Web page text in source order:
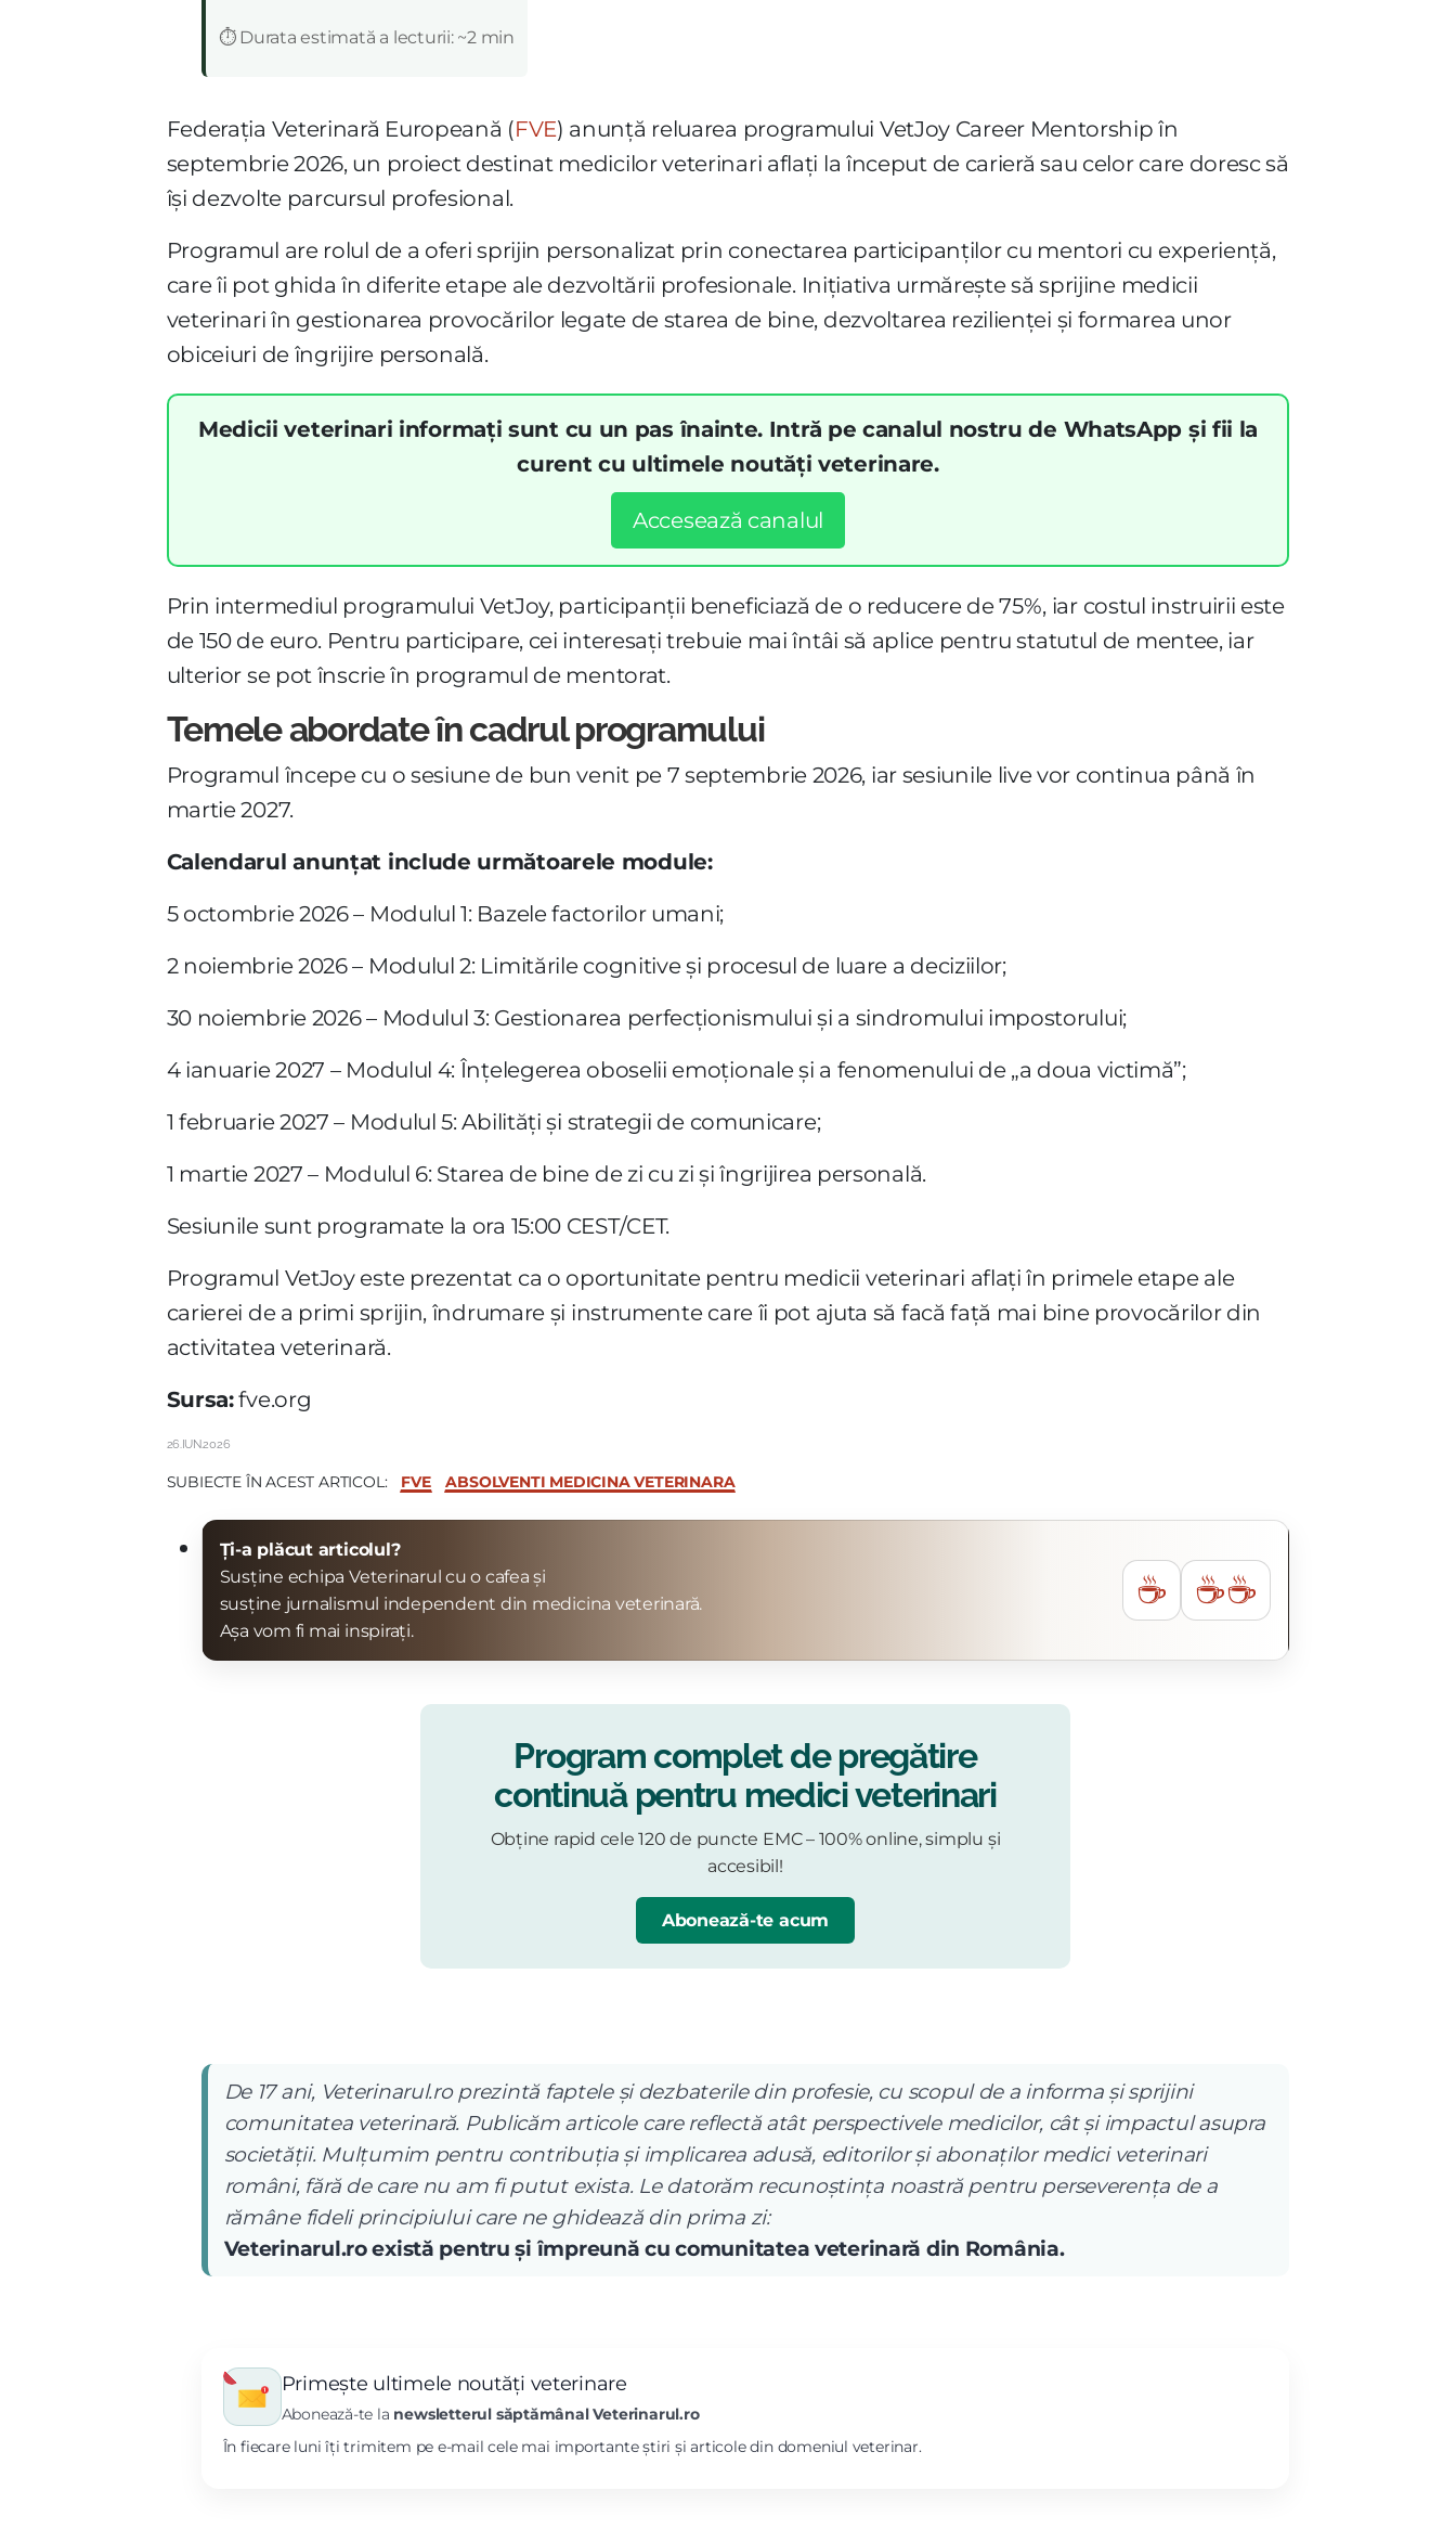
⏱️ Durata estimată a lecturii: ~2 min
Federația Veterinară Europeană (FVE) anunță reluarea programului VetJoy Career Mentorship în
septembrie 2026, un proiect destinat medicilor veterinari aflați la început de carieră sau celor care doresc să
își dezvolte parcursul profesional.
Programul are rolul de a oferi sprijin personalizat prin conectarea participanților cu mentori cu experiență,
care îi pot ghida în diferite etape ale dezvoltării profesionale. Inițiativa urmărește să sprijine medicii
veterinari în gestionarea provocărilor legate de starea de bine, dezvoltarea rezilienței și formarea unor
obiceiuri de îngrijire personală.
Medicii veterinari informați sunt cu un pas înainte. Intră pe canalul nostru de WhatsApp și fii la
curent cu ultimele noutăți veterinare.
Accesează canalul
Prin intermediul programului VetJoy, participanții beneficiază de o reducere de 75%, iar costul instruirii este
de 150 de euro. Pentru participare, cei interesați trebuie mai întâi să aplice pentru statutul de mentee, iar
ulterior se pot înscrie în programul de mentorat.
Temele abordate în cadrul programului
Programul începe cu o sesiune de bun venit pe 7 septembrie 2026, iar sesiunile live vor continua până în
martie 2027.
Calendarul anunțat include următoarele module:
5 octombrie 2026 – Modulul 1: Bazele factorilor umani;
2 noiembrie 2026 – Modulul 2: Limitările cognitive și procesul de luare a deciziilor;
30 noiembrie 2026 – Modulul 3: Gestionarea perfecționismului și a sindromului impostorului;
4 ianuarie 2027 – Modulul 4: Înțelegerea oboselii emoționale și a fenomenului de „a doua victimă”;
1 februarie 2027 – Modulul 5: Abilități și strategii de comunicare;
1 martie 2027 – Modulul 6: Starea de bine de zi cu zi și îngrijirea personală.
Sesiunile sunt programate la ora 15:00 CEST/CET.
Programul VetJoy este prezentat ca o oportunitate pentru medicii veterinari aflați în primele etape ale
carierei de a primi sprijin, îndrumare și instrumente care îi pot ajuta să facă față mai bine provocărilor din
activitatea veterinară.
Sursa:fve.org
26.IUN.2026
SUBIECTE ÎN ACEST ARTICOL: FVE ABSOLVENTI MEDICINA VETERINARA
Ți-a plăcut articolul?
Susține echipa Veterinarul cu o cafea și
susține jurnalismul independent din medicina veterinară.
Așa vom fi mai inspirați.
☕ ☕☕
Program complet de pregătire
continuă pentru medici veterinari
Obține rapid cele 120 de puncte EMC – 100% online, simplu și
accesibil!
Abonează-te acum
De 17 ani, Veterinarul.ro prezintă faptele și dezbaterile din profesie, cu scopul de a informa și sprijini
comunitatea veterinară. Publicăm articole care reflectă atât perspectivele medicilor, cât și impactul asupra
societății. Mulțumim pentru contribuția și implicarea adusă, editorilor și abonaților medici veterinari
români, fără de care nu am fi putut exista. Le datorăm recunoștința noastră pentru perseverența de a
rămâne fideli principiului care ne ghidează din prima zi:
Veterinarul.ro există pentru și împreună cu comunitatea veterinară din România.
Primește ultimele noutăți veterinare
Abonează-te la newsletterul săptămânal Veterinarul.ro
În fiecare luni îți trimitem pe e-mail cele mai importante știri și articole din domeniul veterinar.